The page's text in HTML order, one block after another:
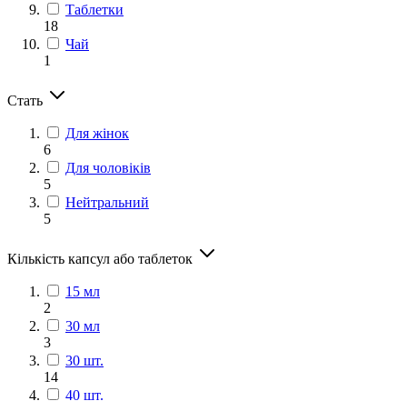
Таблетки
18
Чай
1
Стать
Для жінок
6
Для чоловіків
5
Нейтральний
5
Кількість капсул або таблеток
15 мл
2
30 мл
3
30 шт.
14
40 шт.